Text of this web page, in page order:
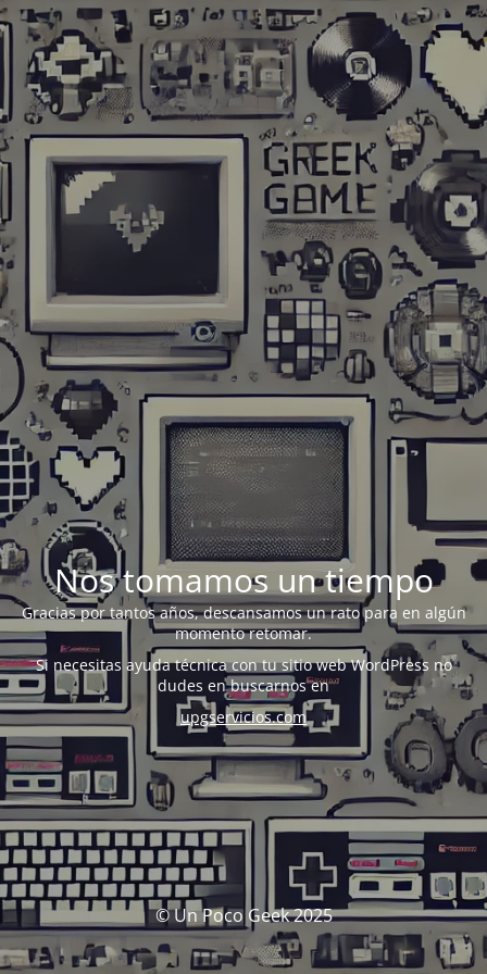
Nos tomamos un tiempo
Gracias por tantos años, descansamos un rato para en algún
momento retomar.
Si necesitas ayuda técnica con tu sitio web WordPress no
dudes en buscarnos en
upgservicios.com
© Un Poco Geek 2025